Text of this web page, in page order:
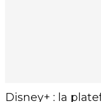
Disney+ : la